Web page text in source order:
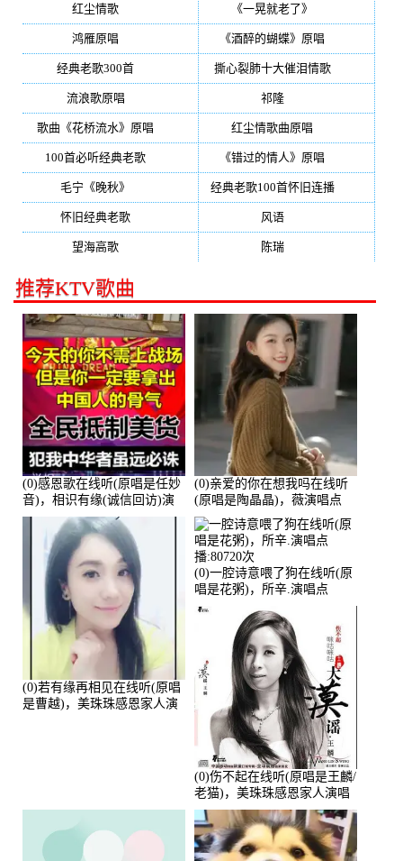
红尘情歌 《一晃就老了》
鸿雁原唱 《酒醉的蝴蝶》原唱
经典老歌300首 撕心裂肺十大催泪情歌(195)
流浪歌原唱 祁隆(188)
歌曲《花桥流水》原唱 红尘情歌曲原唱
100首必听经典老歌 《错过的情人》原唱
毛宁《晚秋》 经典老歌100首怀旧连播(134)
怀旧经典老歌 风语(132)
望海高歌 陈瑞(128)
推荐KTV歌曲
(0)感恩歌在线听(原唱是任妙
音)，相识有缘(诚信回访)演
唱点播:161288次
(0)亲爱的你在想我吗在线听
(原唱是陶晶晶)，薇演唱点
播:159722次
(0)若有缘再相见在线听(原唱
是曹越)，美珠珠感恩家人演
(0)一腔诗意喂了狗在线听(原
唱是花粥)，所辛.演唱点
播:80720次
(0)伤不起在线听(原唱是王麟/
老猫)，美珠珠感恩家人演唱
点播:80218次